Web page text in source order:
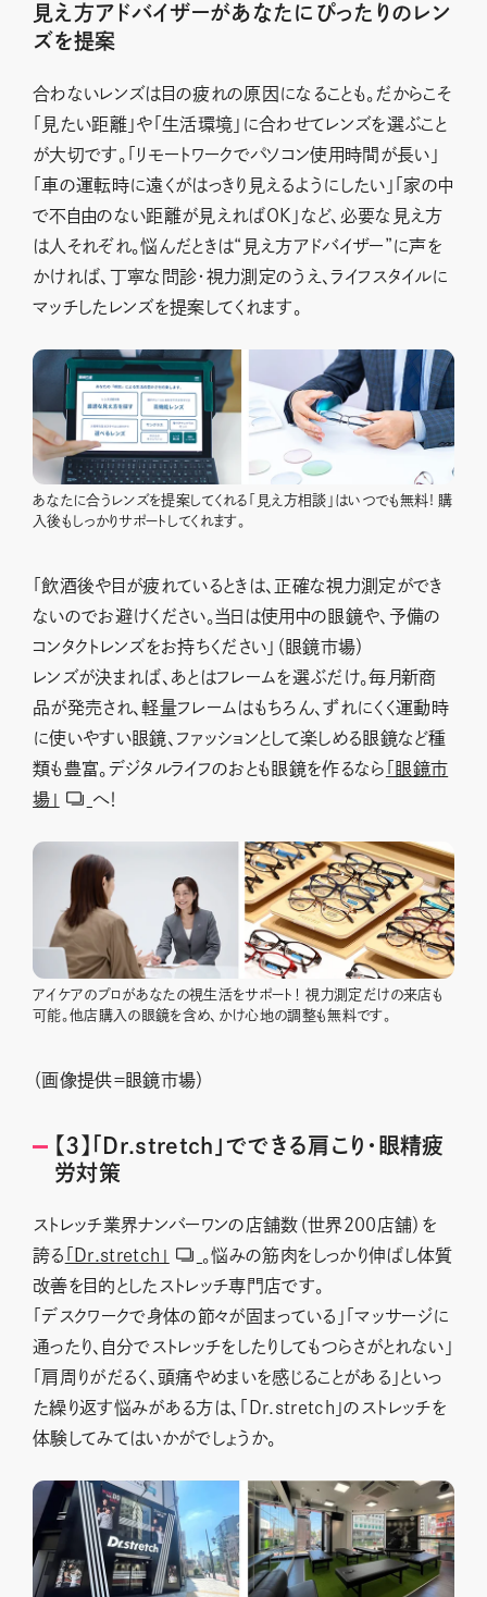
見え方アドバイザーがあなたにぴったりのレン
ズを提案
合わないレンズは目の疲れの原因になることも。だからこそ
「見たい距離」や「生活環境」に合わせてレンズを選ぶこと
が大切です。「リモートワークでパソコン使用時間が長い」
「車の運転時に遠くがはっきり見えるようにしたい」「家の中
で不自由のない距離が見えればOK」など、必要な見え方
は人それぞれ。悩んだときは“見え方アドバイザー”に声を
かければ、丁寧な問診・視力測定のうえ、ライフスタイルに
マッチしたレンズを提案してくれます。
あなたに合うレンズを提案してくれる「見え方相談」はいつでも無料! 購
入後もしっかりサポートしてくれます。
「飲酒後や目が疲れているときは、正確な視力測定ができ
ないのでお避けください。当日は使用中の眼鏡や、予備の
コンタクトレンズをお持ちください」（眼鏡市場）
レンズが決まれば、あとはフレームを選ぶだけ。毎月新商
品が発売され、軽量フレームはもちろん、ずれにくく運動時
に使いやすい眼鏡、ファッションとして楽しめる眼鏡など種
類も豊富。デジタルライフのおとも眼鏡を作るなら
「眼鏡市
場」
へ！
アイケアのプロがあなたの視生活をサポート！ 視力測定だけの来店も
可能。他店購入の眼鏡を含め、かけ心地の調整も無料です。
（画像提供＝眼鏡市場）
【3】「Dr.stretch」でできる肩こり・眼精疲
労対策
ストレッチ業界ナンバーワンの店舗数（世界200店舗）を
誇る
「Dr.stretch」
。悩みの筋肉をしっかり伸ばし体質
改善を目的としたストレッチ専門店です。
「デスクワークで身体の節々が固まっている」「マッサージに
通ったり、自分でストレッチをしたりしてもつらさがとれない」
「肩周りがだるく、頭痛やめまいを感じることがある」といっ
た繰り返す悩みがある方は、「Dr.stretch」のストレッチを
体験してみてはいかがでしょうか。